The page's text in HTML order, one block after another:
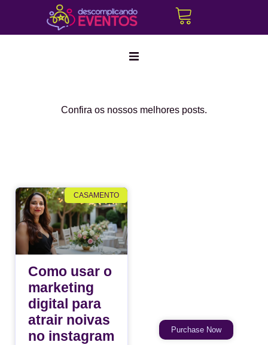
Corporativo
Cerimonialistas
Tráfego Pago
Confira os nossos melhores posts.
CASAMENTO
Como usar o
marketing
digital para
atrair noivas
no instagram
Purchase Now